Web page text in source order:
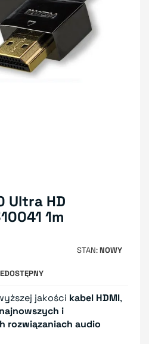
Ultra HD
1m
STAN NOWY
jakości kabel HDMI,
najnowszych i
rozwiązaniach audio